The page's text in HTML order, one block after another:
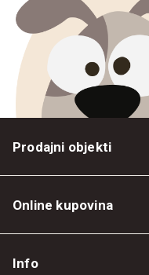
Prodajni objekti
Online kupovina
Info